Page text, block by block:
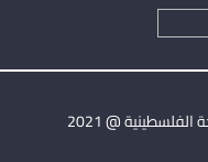
@ 2021